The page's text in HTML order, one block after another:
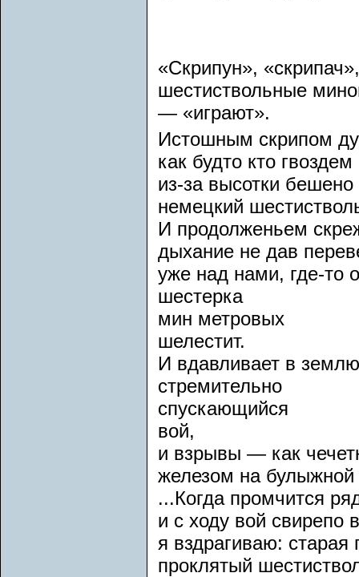
«Скрипун»,
шестиствольные
— «играют».
Истошным скрипом
как будто кто
из-за высотки бешено
немецкий
И продолженьем
дыхание не дав
уже над нами, где-то
шестерка
мин метровых
шелестит.
И вдавливает в
стремительно
спускающийся
вой,
и взрывы — как
железом на булыжной
...Когда промчится
и с ходу вой свирепо
я вздрагиваю:
проклятый